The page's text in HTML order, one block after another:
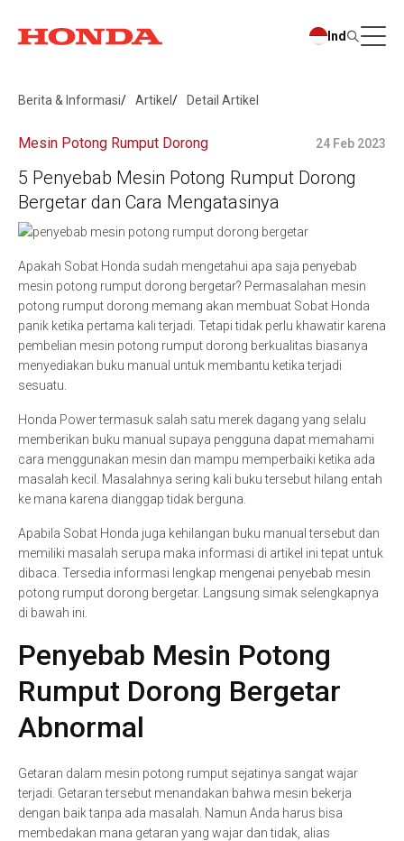
Ind
Berita & Informasi Artikel Detail Artikel
Mesin Potong Rumput Dorong 24 Feb 2023
5 Penyebab Mesin Potong Rumput Dorong
Bergetar dan Cara Mengatasinya
Apakah Sobat Honda sudah mengetahui apa saja penyebab
mesin potong rumput dorong bergetar? Permasalahan mesin
potong rumput dorong memang akan membuat Sobat Honda
panik ketika pertama kali terjadi. Tetapi tidak perlu khawatir karena
pembelian mesin potong rumput dorong berkualitas biasanya
menyediakan buku manual untuk membantu ketika terjadi
sesuatu.
Honda Power termasuk salah satu merek dagang yang selalu
memberikan buku manual supaya pengguna dapat memahami
cara menggunakan mesin dan mampu memperbaiki ketika ada
masalah kecil. Masalahnya sering kali buku tersebut hilang entah
ke mana karena dianggap tidak berguna.
Apabila Sobat Honda juga kehilangan buku manual tersebut dan
memiliki masalah serupa maka informasi di artikel ini tepat untuk
dibaca. Tersedia informasi lengkap mengenai penyebab mesin
potong rumput dorong bergetar. Langsung simak selengkapnya
di bawah ini.
Penyebab Mesin Potong
Rumput Dorong Bergetar
Abnormal
Getaran dalam mesin potong rumput sejatinya sangat wajar
terjadi. Getaran tersebut menandakan bahwa mesin bekerja
dengan baik tanpa ada masalah. Namun Anda harus bisa
membedakan mana getaran yang wajar dan tidak, alias